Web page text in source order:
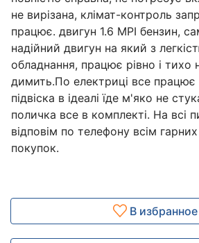
не вирізана, клімат-контроль
працює. двигун 1.6 MPI бензин,
надійний двигун на який з
обладнання, працює рівно і тихо
димить.По електриці все
підвіска в ідеалі їде м'яко не
поличка все в комплекті. На всі
відповім по телефону всім
покупок.
В избранное